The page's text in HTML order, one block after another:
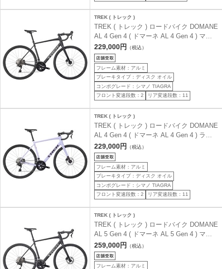
TREK ( トレック )
TREK ( トレック ) ロードバイク DOMANE
AL 4 Gen 4 ( ドマーネ AL 4 Gen 4 ) マッ
ト ダークスター ブラック 54 ( 身長目安
175cm前後 )
229,000円 （税込）
フレーム素材：アルミ
ブレーキタイプ：ディスク オイル
コンポグレード：シマノ TIAGRA
フロント変速段数：2
リア変速段数：11
TREK ( トレック )
TREK ( トレック ) ロードバイク DOMANE
AL 4 Gen 4 ( ドマーネ AL 4 Gen 4 ) ラベ
ンダー ヘイズ 54 ( 身長目安175cm前後 )
229,000円 （税込）
フレーム素材：アルミ
ブレーキタイプ：ディスク オイル
コンポグレード：シマノ TIAGRA
フロント変速段数：2
リア変速段数：11
TREK ( トレック )
TREK ( トレック ) ロードバイク DOMANE
AL 5 Gen 4 ( ドマーネ AL 5 Gen 4 ) マッ
ト ダークスター ブラック 52 ( 身長目安
170cm前後 )
259,000円 （税込）
フレーム素材：アルミ